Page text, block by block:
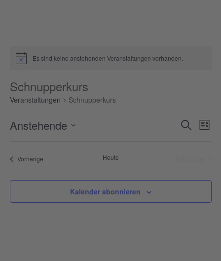
Es sind keine anstehenden Veranstaltungen vorhanden.
Schnupperkurs
Veranstaltungen Schnupperkurs
SucheListe
Anstehende
VorherigeVeranstaltungen Heute
Kalender abonnieren